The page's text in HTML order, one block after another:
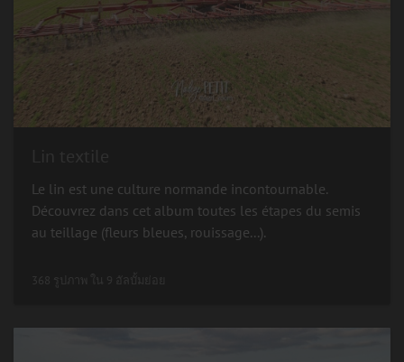
Le lin est une culture normande incontournable.
Découvrez dans cet album toutes les étapes du semis
au teillage (fleurs bleues, rouissage...).
368 รูปภาพ ใน 9 อัลบั้มย่อย